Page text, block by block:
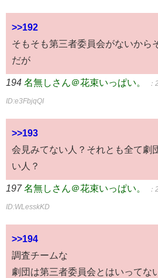
>>192
そもそも第三者委員会がないから
だが
194 名無しさん＠花束いっぱい。
ID:e3FbjqQI
>>193
会見みてない人？それとも全て劇
い人？
197 名無しさん＠花束いっぱい。
ID:WLesskKD
>>194
調査チームな
劇団は第三者委員会とはいってな